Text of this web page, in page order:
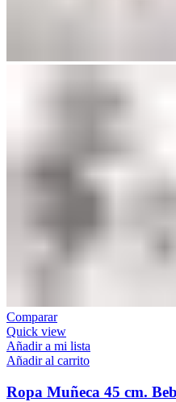
Comparar
Quick view
Añadir a mi lista
Añadir al carrito
Ropa Muñeca 45 cm.